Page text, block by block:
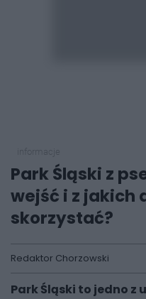
Park Śląski z
wejść i z jakich
skorzystać?
Redaktor Chorzowski
Park Śląski to jedno z